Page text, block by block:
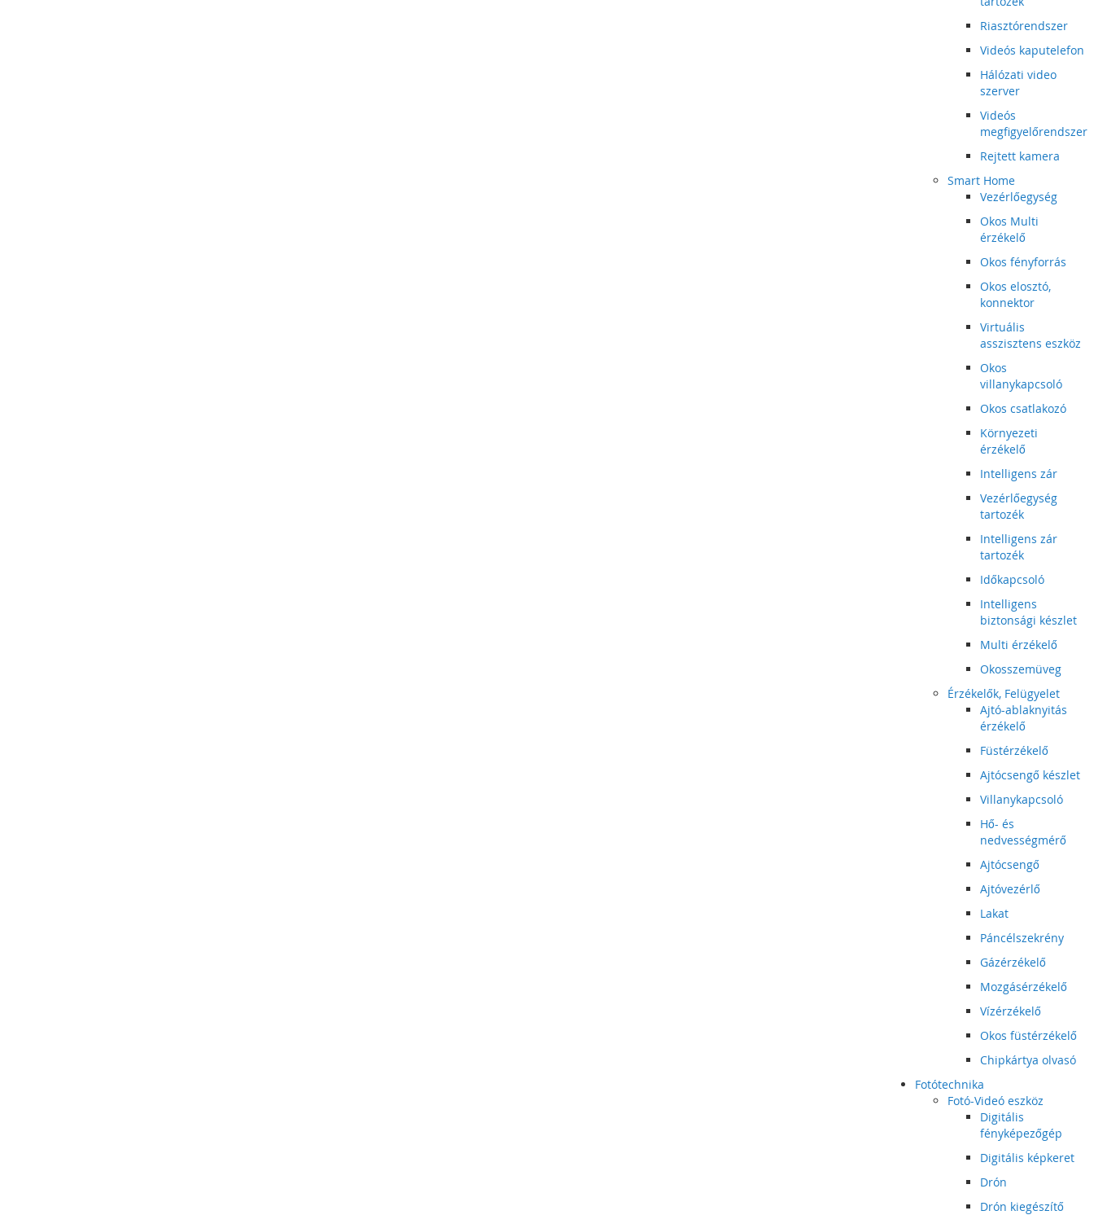
Riasztórendszer
Videós kaputelefon
Hálózati video
szerver
Videós
megfigyelőrendszer
Rejtett kamera
Smart Home
Vezérlőegység
Okos Multi
érzékelő
Okos fényforrás
Okos elosztó,
konnektor
Virtuális
asszisztens eszköz
Okos
villanykapcsoló
Okos csatlakozó
Környezeti
érzékelő
Intelligens zár
Vezérlőegység
tartozék
Intelligens zár
tartozék
Időkapcsoló
Intelligens
biztonsági készlet
Multi érzékelő
Okosszemüveg
Érzékelők, Felügyelet
Ajtó-ablaknyitás
érzékelő
Füstérzékelő
Ajtócsengő készlet
Villanykapcsoló
Hő- és
nedvességmérő
Ajtócsengő
Ajtóvezérlő
Lakat
Páncélszekrény
Gázérzékelő
Mozgásérzékelő
Vízérzékelő
Okos füstérzékelő
Chipkártya olvasó
Fotótechnika
Fotó-Videó eszköz
Digitális
fényképezőgép
Digitális képkeret
Drón
Drón kiegészítő